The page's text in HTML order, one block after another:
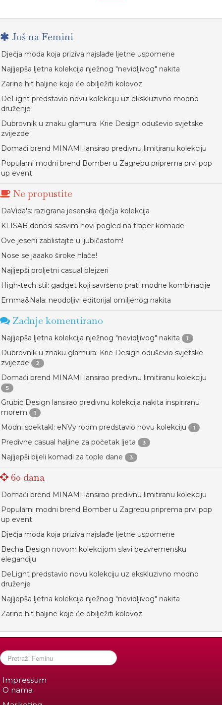
Još na Femini
Dječja moda koja priziva najslađe ljetne uspomene
Najljepša ljetna kolekcija nježnog "nevidljivog" nakita
Zarine hit haljine koje će obilježiti kolovoz
DeLight predstavio novu kolekciju uz ekskluzivno modno
druženje
Dubrovnik u znaku glamura: Krie Design oduševio svjetske
zvijezde
Domaći brend MINAMI lansirao predivnu limitiranu kolekciju
Popularni modni brend Bomber u Zagrebu priprema prvi pop
up event
Ne propustite
DaVida's: razigrana jesenska dječja kolekcija
KLISAB donosi sasvim novi pogled na traper komade
Ove jeseni zablistajte u ljubičastom!
Nose se jaaako široke hlače!
Najljepši proljetni casual blejzeri
High-tech stil: gadget koji savršeno prati modne kombinacije
Emma&Nala: neodoljivi editorijal omiljenog nakita
Zadnje komentirano
Najljepša ljetna kolekcija nježnog "nevidljivog" nakita 1
Dubrovnik u znaku glamura: Krie Design oduševio svjetske
zvijezde
2
Domaći brend MINAMI lansirao predivnu limitiranu kolekciju
5
Grubić Design lansirao predivnu kolekcija nakita inspiriranu
morem
1
Modni spektakl: eNVy room predstavio novu kolekciju 1
Predivne casual haljine za početak ljeta 3
Najljepši bijeli komadi za tople dane 3
60 dana
Domaći brend MINAMI lansirao predivnu limitiranu kolekciju
Popularni modni brend Bomber u Zagrebu priprema prvi pop
up event
Dječja moda koja priziva najslađe ljetne uspomene
Becha Design novom kolekcijom slavi bezvremensku
eleganciju
DeLight predstavio novu kolekciju uz ekskluzivno modno
druženje
Najljepša ljetna kolekcija nježnog "nevidljivog" nakita
Zarine hit haljine koje će obilježiti kolovoz
Impressum
O nama